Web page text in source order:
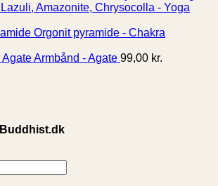
Amazonite, Chrysocolla - Yoga
Orgonit pyramide - Chakra
Armbånd - Agate 99,00 kr.
Buddhist.dk